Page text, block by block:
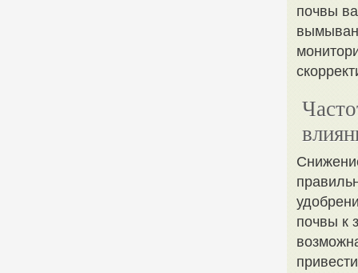
почвы
почвы к